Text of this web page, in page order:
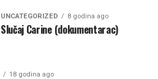
UNCATEGORIZED 8 godina ago
Slučaj Carine (dokumentarac)
18 godina ago